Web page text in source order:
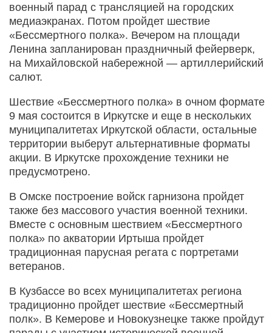
военный парад с трансляцией на городских
медиаэкранах. Потом пройдет шествие
«Бессмертного полка». Вечером на площади
Ленина запланирован праздничный фейерверк,
на Михайловской набережной — артиллерийский
салют.
Шествие «Бессмертного полка» в очном формате
9 мая состоится в Иркутске и еще в нескольких
муниципалитетах Иркутской области, остальные
территории выберут альтернативные форматы
акции. В Иркутске прохождение техники не
предусмотрено.
В Омске построение войск гарнизона пройдет
также без массового участия военной техники.
Вместе с основным шествием «Бессмертного
полка» по акватории Иртыша пройдет
традиционная парусная регата с портретами
ветеранов.
В Кузбассе во всех муниципалитетах региона
традиционно пройдет шествие «Бессмертный
полк». В Кемерове и Новокузнецке также пройдут